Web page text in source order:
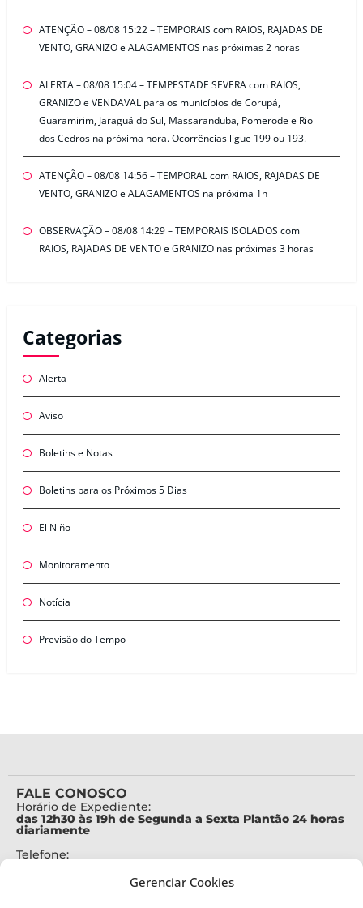
Gerenciar Cookies
ATENÇÃO – 08/08 15:22 – TEMPORAIS com RAIOS, RAJADAS DE
VENTO, GRANIZO e ALAGAMENTOS nas próximas 2 horas
ALERTA – 08/08 15:04 – TEMPESTADE SEVERA com RAIOS,
GRANIZO e VENDAVAL para os municípios de Corupá,
Guaramirim, Jaraguá do Sul, Massaranduba, Pomerode e Rio
dos Cedros na próxima hora. Ocorrências ligue 199 ou 193.
ATENÇÃO – 08/08 14:56 – TEMPORAL com RAIOS, RAJADAS DE
VENTO, GRANIZO e ALAGAMENTOS na próxima 1h
OBSERVAÇÃO – 08/08 14:29 – TEMPORAIS ISOLADOS com
RAIOS, RAJADAS DE VENTO e GRANIZO nas próximas 3 horas
Categorias
Alerta
Aviso
Boletins e Notas
Boletins para os Próximos 5 Dias
El Niño
Monitoramento
Notícia
Previsão do Tempo
FALE CONOSCO
Horário de Expediente:
das 12h30 às 19h de Segunda a Sexta Plantão 24 horas
diariamente
Telefone: